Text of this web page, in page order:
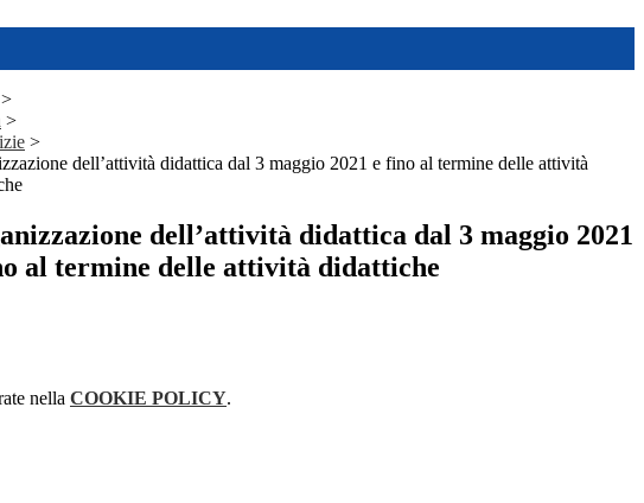
>
>
>
dell’attività didattica dal 3 maggio 2021 e fino al termine delle attività
dell’attività didattica dal 3 maggio 2021
al termine delle attività didattiche
nella COOKIE POLICY.